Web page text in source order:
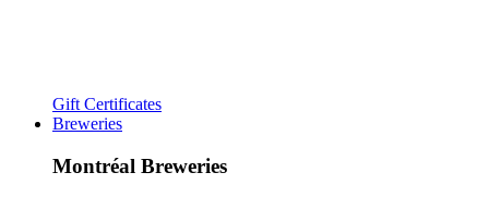
Gift Certificates
Breweries
Montréal Breweries